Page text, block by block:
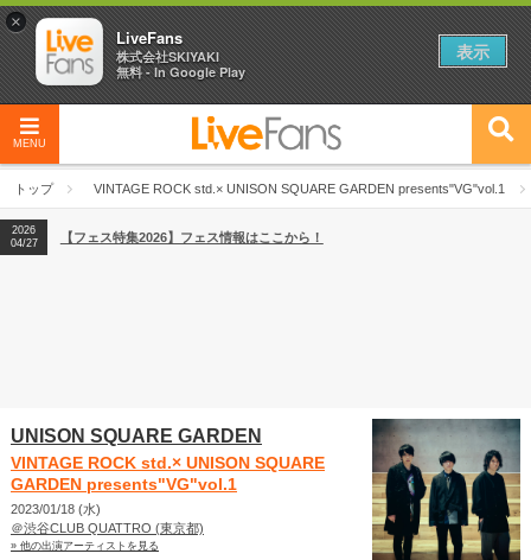
MENU
トップ VINTAGE ROCK std.× UNISON SQUARE GARDEN presents"VG"vol.1
2026
04/27
2026
【ライブ動員ランキング】2026年上半期編発表！
2026
04/27
【フェス特集2026】フェス情報はここから！
UNISON SQUARE GARDEN
VINTAGE ROCK std.× UNISON SQUARE
GARDEN presents"VG"vol.1
2023/01/18 (水)
＠渋谷CLUB QUATTRO (東京都)
» 他の出演アーティストを見る
×
LiveFans
株式会社SKIYAKI
無料 - In Google Play
表示